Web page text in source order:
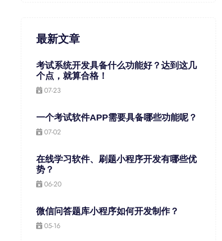
最新文章
考试系统开发具备什么功能好？达到这几
个点，就算合格！
07-23
一个考试软件APP需要具备哪些功能呢？
07-02
在线学习软件、刷题小程序开发有哪些优
势？
06-20
微信问答题库小程序如何开发制作？
05-16